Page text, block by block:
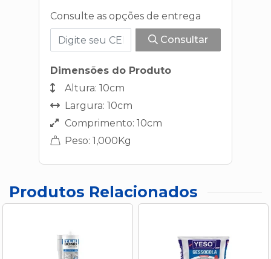
Consulte as opções de entrega
Consultar
Dimensões do Produto
Altura: 10cm
Largura: 10cm
Comprimento: 10cm
Peso: 1,000Kg
Produtos Relacionados